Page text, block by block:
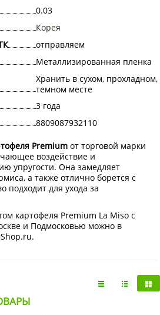
0.03
Корея
отправляем
Металлизированная пленка
Хранить в сухом, прохладном,
темном месте
3 года
8809087932110
Premium от торговой марки
воздействие и
упругости. Она замедляет
а также отлично борется с
подходит для ухода за
картофеля Premium La Miso с
и Подмосковью можно в